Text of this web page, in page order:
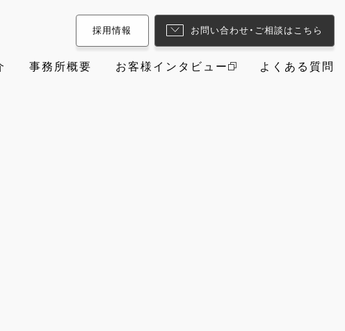
採用情報 お問い合わせ・ご相談はこちら
事務所概要 お客様インタビュー よくある質問